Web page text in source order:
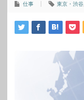
仕事
東京・渋谷